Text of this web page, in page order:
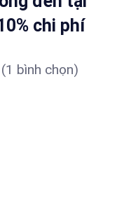
chi phí
bình chọn)